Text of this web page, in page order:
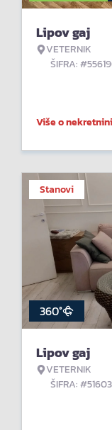
Lipov gaj
VETERNIK
ŠIFRA:
Više o
Stanovi
360°
Lipov gaj
VETERNIK
ŠIFRA: